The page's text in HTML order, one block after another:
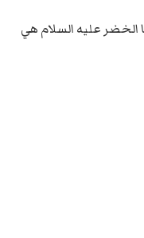
الخضر عليه السلام هي